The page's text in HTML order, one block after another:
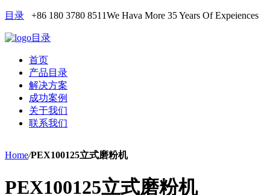
目录 +86 180 3780 8511We Hava More 35 Years Of Expeiences
目录
首页
产品目录
解决方案
成功案例
关于我们
联系我们
Home/PEX100125立式磨粉机
PEX100125立式磨粉机